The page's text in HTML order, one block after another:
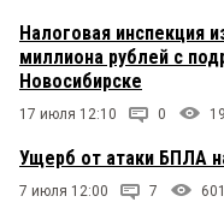
Налоговая инспекция
миллиона рублей с
Новосибирске
17 июля 12:10 0
Ущерб от атаки БПЛА
7 июля 12:00 7